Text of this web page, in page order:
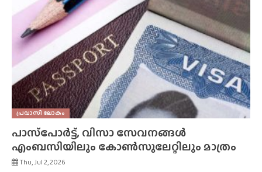
പ്രവാസി ലോകം
പാസ്‌പോർട്ട്, വിസാ സേവനങ്ങൾ
എംബസിയിലും കോൺസുലേറ്റിലും മാത്രം
Thu, Jul 2, 2026